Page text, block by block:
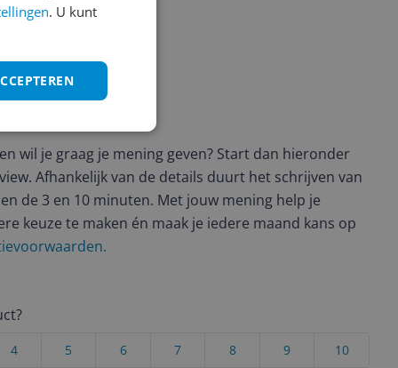
wil je graag je mening geven? Start dan hieronder
Afhankelijk van de details duurt het schrijven van
de 3 en 10 minuten. Met jouw mening help je
keuze te maken én maak je iedere maand kans op
10
9
8
7
6
5
4
. U kunt